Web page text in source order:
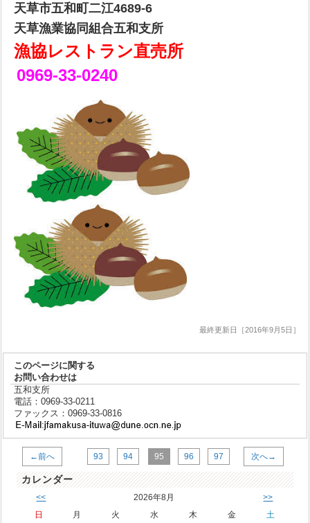
天草市五和町二江4689-6
天草漁業協同組合五和支所
漁協レストラン直売所
0969-33-0240
最終更新日［2016年9月5日］
このページに関する
お問い合わせは
五和支所
電話：0969-33-0211
ファックス：0969-33-0816
←前へ 93 94 95 96 97 次へ→
カレンダー
<< 2026年8月 >>
日 月 火 水 木 金
土